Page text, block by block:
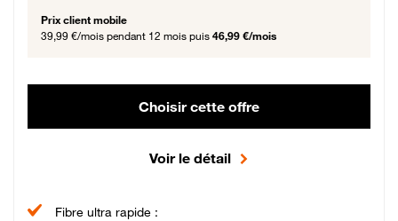
Prix client mobile
39,99 €/mois pendant 12 mois puis 46,99 €/mois
Choisir cette offre
Voir le détail
Fibre ultra rapide :